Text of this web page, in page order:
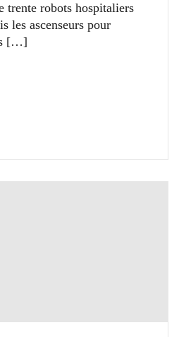
trente robots hospitaliers
les ascenseurs pour